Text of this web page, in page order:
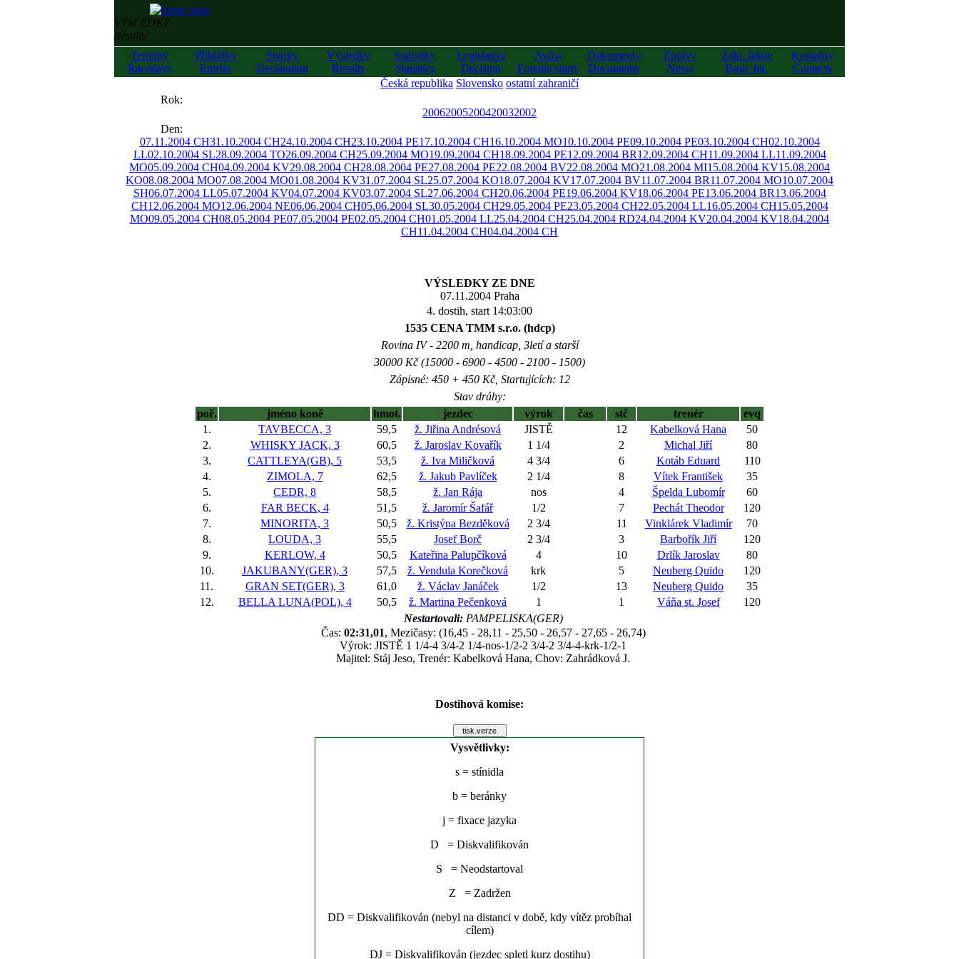
VÝSLEDKY
/results/
Termíny
Racedays
Přihlášky
Entries
Startky
Declaration
Výsledky
Results
Statistiky
Statistics
Legislativa
Decision
Avíza
Foreign starts
Dokumenty
Documents
Zprávy
News
Zákl. údaje
Basic fig.
Kontakty
Contacts
Česká republika Slovensko ostatní zahraničí
Rok:
20062005200420032002
Den:
07.11.2004 CH31.10.2004 CH24.10.2004 CH23.10.2004 PE17.10.2004 CH16.10.2004 MO10.10.2004 PE09.10.2004 PE03.10.2004 CH02.10.2004
LL02.10.2004 SL28.09.2004 TO26.09.2004 CH25.09.2004 MO19.09.2004 CH18.09.2004 PE12.09.2004 BR12.09.2004 CH11.09.2004 LL11.09.2004
MO05.09.2004 CH04.09.2004 KV29.08.2004 CH28.08.2004 PE27.08.2004 PE22.08.2004 BV22.08.2004 MO21.08.2004 MI15.08.2004 KV15.08.2004
KO08.08.2004 MO07.08.2004 MO01.08.2004 KV31.07.2004 SL25.07.2004 KO18.07.2004 KV17.07.2004 BV11.07.2004 BR11.07.2004 MO10.07.2004
SH06.07.2004 LL05.07.2004 KV04.07.2004 KV03.07.2004 SL27.06.2004 CH20.06.2004 PE19.06.2004 KV18.06.2004 PE13.06.2004 BR13.06.2004
CH12.06.2004 MO12.06.2004 NE06.06.2004 CH05.06.2004 SL30.05.2004 CH29.05.2004 PE23.05.2004 CH22.05.2004 LL16.05.2004 CH15.05.2004
MO09.05.2004 CH08.05.2004 PE07.05.2004 PE02.05.2004 CH01.05.2004 LL25.04.2004 CH25.04.2004 RD24.04.2004 KV20.04.2004 KV18.04.2004
CH11.04.2004 CH04.04.2004 CH
VÝSLEDKY ZE DNE
07.11.2004 Praha
4. dostih, start 14:03:00
1535 CENA TMM s.r.o. (hdcp)
Rovina IV - 2200 m, handicap, 3letí a starší
30000 Kč (15000 - 6900 - 4500 - 2100 - 1500)
Zápisné: 450 + 450 Kč, Startujících: 12
Stav dráhy:
poř.
jméno koně hmot. jezdec výrok čas stč trenér
evq
1.
TAVBECCA, 3 59,5 ž. Jiřina Andrésová JISTĚ 12 Kabelková Hana
50
2.
WHISKY JACK, 3 60,5 ž. Jaroslav Kovařík 1 1/4 2 Michal Jiří
80
3.
CATTLEYA(GB), 5 53,5 ž. Iva Miličková 4 3/4 6 Kotáb Eduard
110
4.
ZIMOLA, 7 62,5 ž. Jakub Pavlíček 2 1/4 8 Vítek František
35
5.
CEDR, 8 58,5 ž. Jan Rája nos 4 Špelda Lubomír
60
6.
FAR BECK, 4 51,5 ž. Jaromír Šafář 1/2 7 Pechát Theodor
120
7.
MINORITA, 3 50,5 ž. Kristýna Bezděková 2 3/4 11 Vinklárek Vladimír
70
8.
LOUDA, 3 55,5 Josef Borč 2 3/4 3 Barbořík Jiří
120
9.
KERLOW, 4 50,5 Kateřina Palupčíková 4 10 Drlík Jaroslav
80
10.
JAKUBANY(GER), 3 57,5 ž. Vendula Korečková krk 5 Neuberg Quido
120
11.
GRAN SET(GER), 3 61,0 ž. Václav Janáček 1/2 13 Neuberg Quido
35
12.
BELLA LUNA(POL), 4 50,5 ž. Martina Pečenková 1 1 Váňa st. Josef
120
Nestartovali:PAMPELISKA(GER)
Čas: 02:31,01, Mezičasy: (16,45 - 28,11 - 25,50 - 26,57 - 27,65 - 26,74)
Výrok: JISTĚ 1 1/4-4 3/4-2 1/4-nos-1/2-2 3/4-2 3/4-4-krk-1/2-1
Majitel: Stáj Jeso, Trenér: Kabelková Hana, Chov: Zahrádková J.
Dostihová komise:
Vysvětlivky:
s = stínidla
b = beránky
j = fixace jazyka
D = Diskvalifikován
S = Neodstartoval
Z = Zadržen
DD = Diskvalifikován (nebyl na distanci v době, kdy vítěz probíhal
cílem)
DJ = Diskvalifikován (jezdec spletl kurz dostihu)